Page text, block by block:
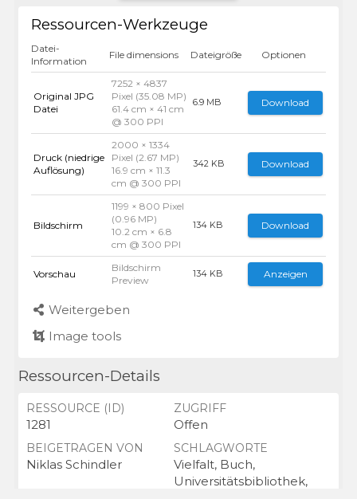
Ressourcen-Werkzeuge
Datei-
Information
File dimensions Dateigröße Optionen
Original JPG
Datei
7252 × 4837
Pixel (35.08 MP)
61.4 cm × 41 cm
@ 300 PPI
6.9 MB Download
Druck (niedrige
Auflösung)
2000 × 1334
Pixel (2.67 MP)
16.9 cm × 11.3
cm @ 300 PPI
342 KB Download
Bildschirm
1199 × 800 Pixel
(0.96 MP)
10.2 cm × 6.8
cm @ 300 PPI
134 KB Download
Vorschau
Bildschirm
Preview
134 KB Anzeigen
Weitergeben
Image tools
Ressourcen-Details
RESSOURCE (ID)
1281
ZUGRIFF
Offen
BEIGETRAGEN VON
Niklas Schindler
SCHLAGWORTE
Vielfalt, Buch,
Universitätsbibliothek,